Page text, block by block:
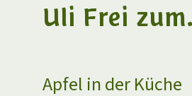
Uli Frei
Apfel in der Küche